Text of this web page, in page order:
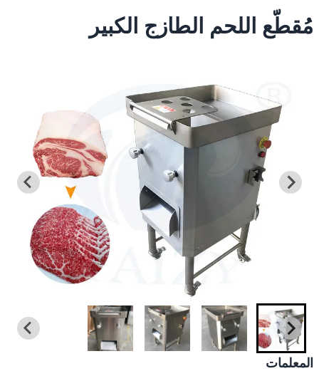
مُقطّع اللحم الطازج الكبير
المعلمات